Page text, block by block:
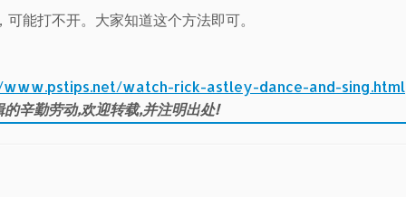
能打不开。大家知道这个方法即可。
watch-rick-astley-dance-and-sing.html
辛勤劳动,欢迎转载,并注明出处!